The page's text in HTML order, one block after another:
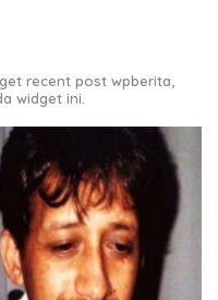
recent post wpberita,
widget ini.